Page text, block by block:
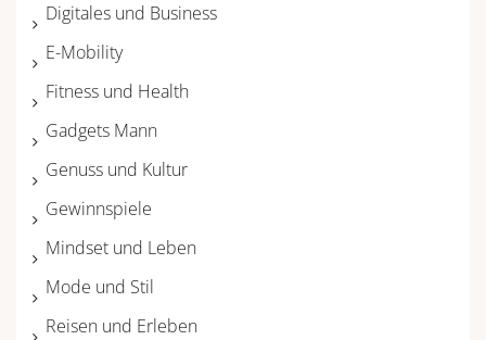
Digitales und Business
E-Mobility
Fitness und Health
Gadgets Mann
Genuss und Kultur
Gewinnspiele
Mindset und Leben
Mode und Stil
Reisen und Erleben